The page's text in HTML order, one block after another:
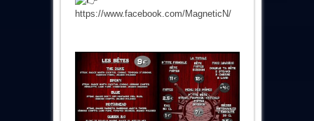
https://www.facebook.com/MagneticN/